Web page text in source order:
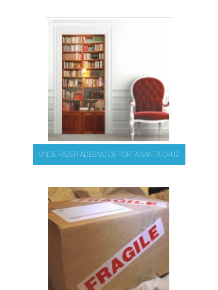
ONDE FAZER ADESIVO DE PORTA SANTA CRUZ